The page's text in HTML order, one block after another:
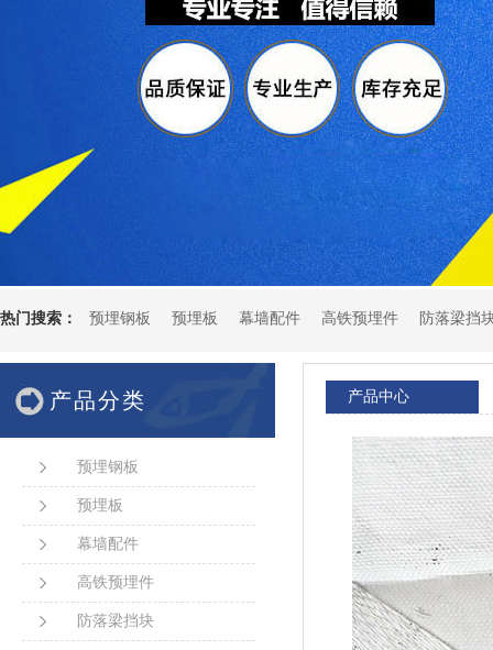
热门搜索： 预埋钢板 预埋板 幕墙配件 高铁预埋件 防落梁挡
产品分类
预埋钢板
预埋板
幕墙配件
高铁预埋件
防落梁挡块
产品中心